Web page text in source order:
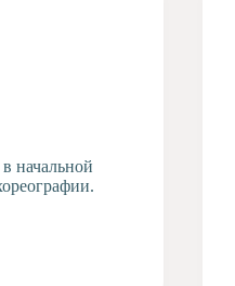
начальной